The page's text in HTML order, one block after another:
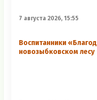
7 августа 2026, 15:55
Воспитанники
новозыбковском лесу